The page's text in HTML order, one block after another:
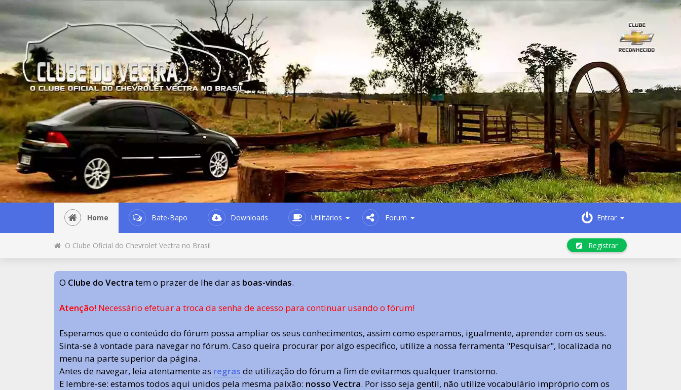
Home Bate-Bapo Downloads Utilitários Forum Entrar
O Clube Oficial do Chevrolet Vectra no Brasil Registrar
O Clube do Vectra tem o prazer de lhe dar as boas-vindas.
Atenção! Necessário efetuar a troca da senha de acesso para continuar usando o fórum!
Esperamos que o conteúdo do fórum possa ampliar os seus conhecimentos, assim como esperamos, igualmente, aprender com os seus.
Sinta-se à vontade para navegar no fórum. Caso queira procurar por algo especifico, utilize a nossa ferramenta "Pesquisar", localizada no
menu na parte superior da página.
Antes de navegar, leia atentamente as regras de utilização do fórum a fim de evitarmos qualquer transtorno.
E lembre-se: estamos todos aqui unidos pela mesma paixão: nosso Vectra. Por isso seja gentil, não utilize vocabulário impróprio com os